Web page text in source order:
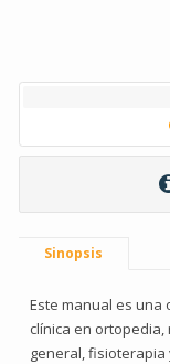
Sinopsis
Este manual es una
clínica en
general, fisioterapia